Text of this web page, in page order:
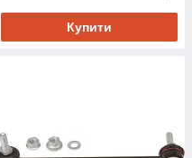
Купити